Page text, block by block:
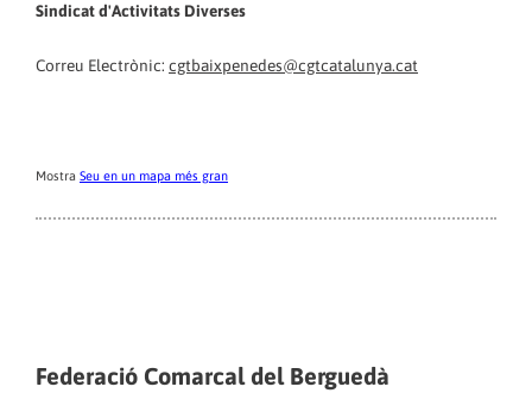
Sindicat d'Activitats Diverses
Correu Electrònic: cgtbaixpenedes@cgtcatalunya.cat
Mostra Seu en un mapa més gran
Federació Comarcal del Berguedà